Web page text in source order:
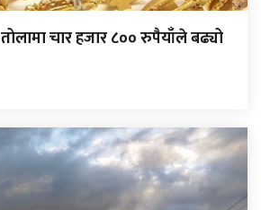
चार हजार ८०० रुपैयाँले बढ्यो